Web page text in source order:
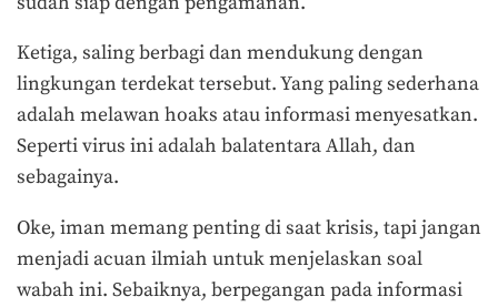
Ketiga, saling berbagi dan mendukung dengan
lingkungan terdekat tersebut. Yang paling sederhana
adalah melawan hoaks atau informasi menyesatkan.
Seperti virus ini adalah balatentara Allah, dan
sebagainya.
Oke, iman memang penting di saat krisis, tapi jangan
menjadi acuan ilmiah untuk menjelaskan soal
wabah ini. Sebaiknya, berpegangan pada informasi